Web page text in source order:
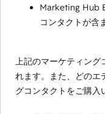
Marketing Hub
コンタクトが含
上記のマーケティング
れます。また、どのエ
グコンタクトをご購入